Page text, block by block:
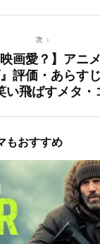
次
映画愛？】アニ
評価・あらす
い飛ばすメタ
もおすすめ